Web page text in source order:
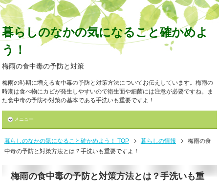
暮らしのなかの気になること確かめよ
う！
梅雨の食中毒の予防と対策
梅雨の時期に増える食中毒の予防と対策方法についてお伝えしています。梅雨の
時期は食べ物にカビが発生しやすいので衛生面や細菌には注意が必要ですね。ま
た食中毒の予防や対策の基本である手洗いも重要ですよ！
メニュー
暮らしのなかの気になること確かめよう！ TOP 暮らしの情報
梅雨の食
中毒の予防と対策方法とは？手洗いも重要ですよ！
梅雨の食中毒の予防と対策方法とは？手洗いも重